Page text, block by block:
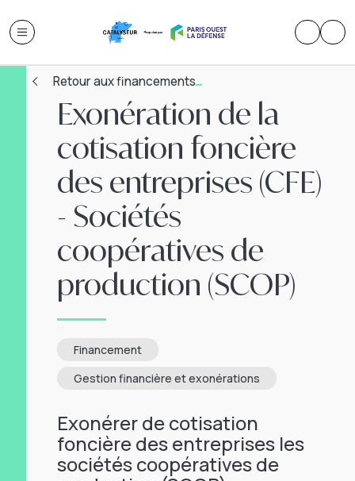
Retour aux financements
Exonération de la
cotisation foncière
des entreprises (CFE)
- Sociétés
coopératives de
production (SCOP)
Financement
Gestion financière et exonérations
Exonérer de cotisation
foncière des entreprises les
sociétés coopératives de